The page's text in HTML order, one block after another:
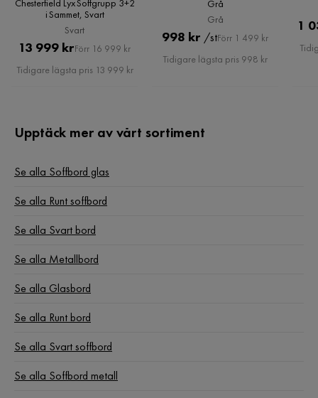
Montering krävs
Vikt 24.5 kg
Skötselråd
Serie
Chesterfield Lyx Soffgrupp 3+2
i Sammet, Svart
Svart
Pris
13 999 krOriginal
Pris
Förr 16 999 kr
Tidigare lägsta pris 13 999 kr
Grå
Grå
Pris
998 kr /stOriginal
Pris
Förr 1 499 kr
Tidigare lägsta pris 998 kr
1
Upptäck mer av vårt sortiment
Se alla Soffbord glas
Se alla Runt soffbord
Se alla Svart bord
Se alla Metallbord
Se alla Glasbord
Se alla Runt bord
Se alla Svart soffbord
Se alla Soffbord metall